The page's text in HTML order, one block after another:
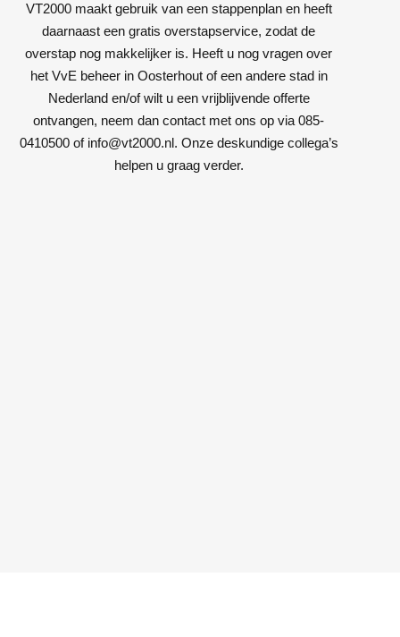
VT2000 maakt gebruik van een stappenplan en heeft
daarnaast een gratis overstapservice, zodat de
overstap nog makkelijker is. Heeft u nog vragen over
het VvE beheer in Oosterhout of een andere stad in
Nederland en/of wilt u een vrijblijvende offerte
ontvangen, neem dan contact met ons op via 085-
0410500 of info@vt2000.nl. Onze deskundige collega’s
helpen u graag verder.